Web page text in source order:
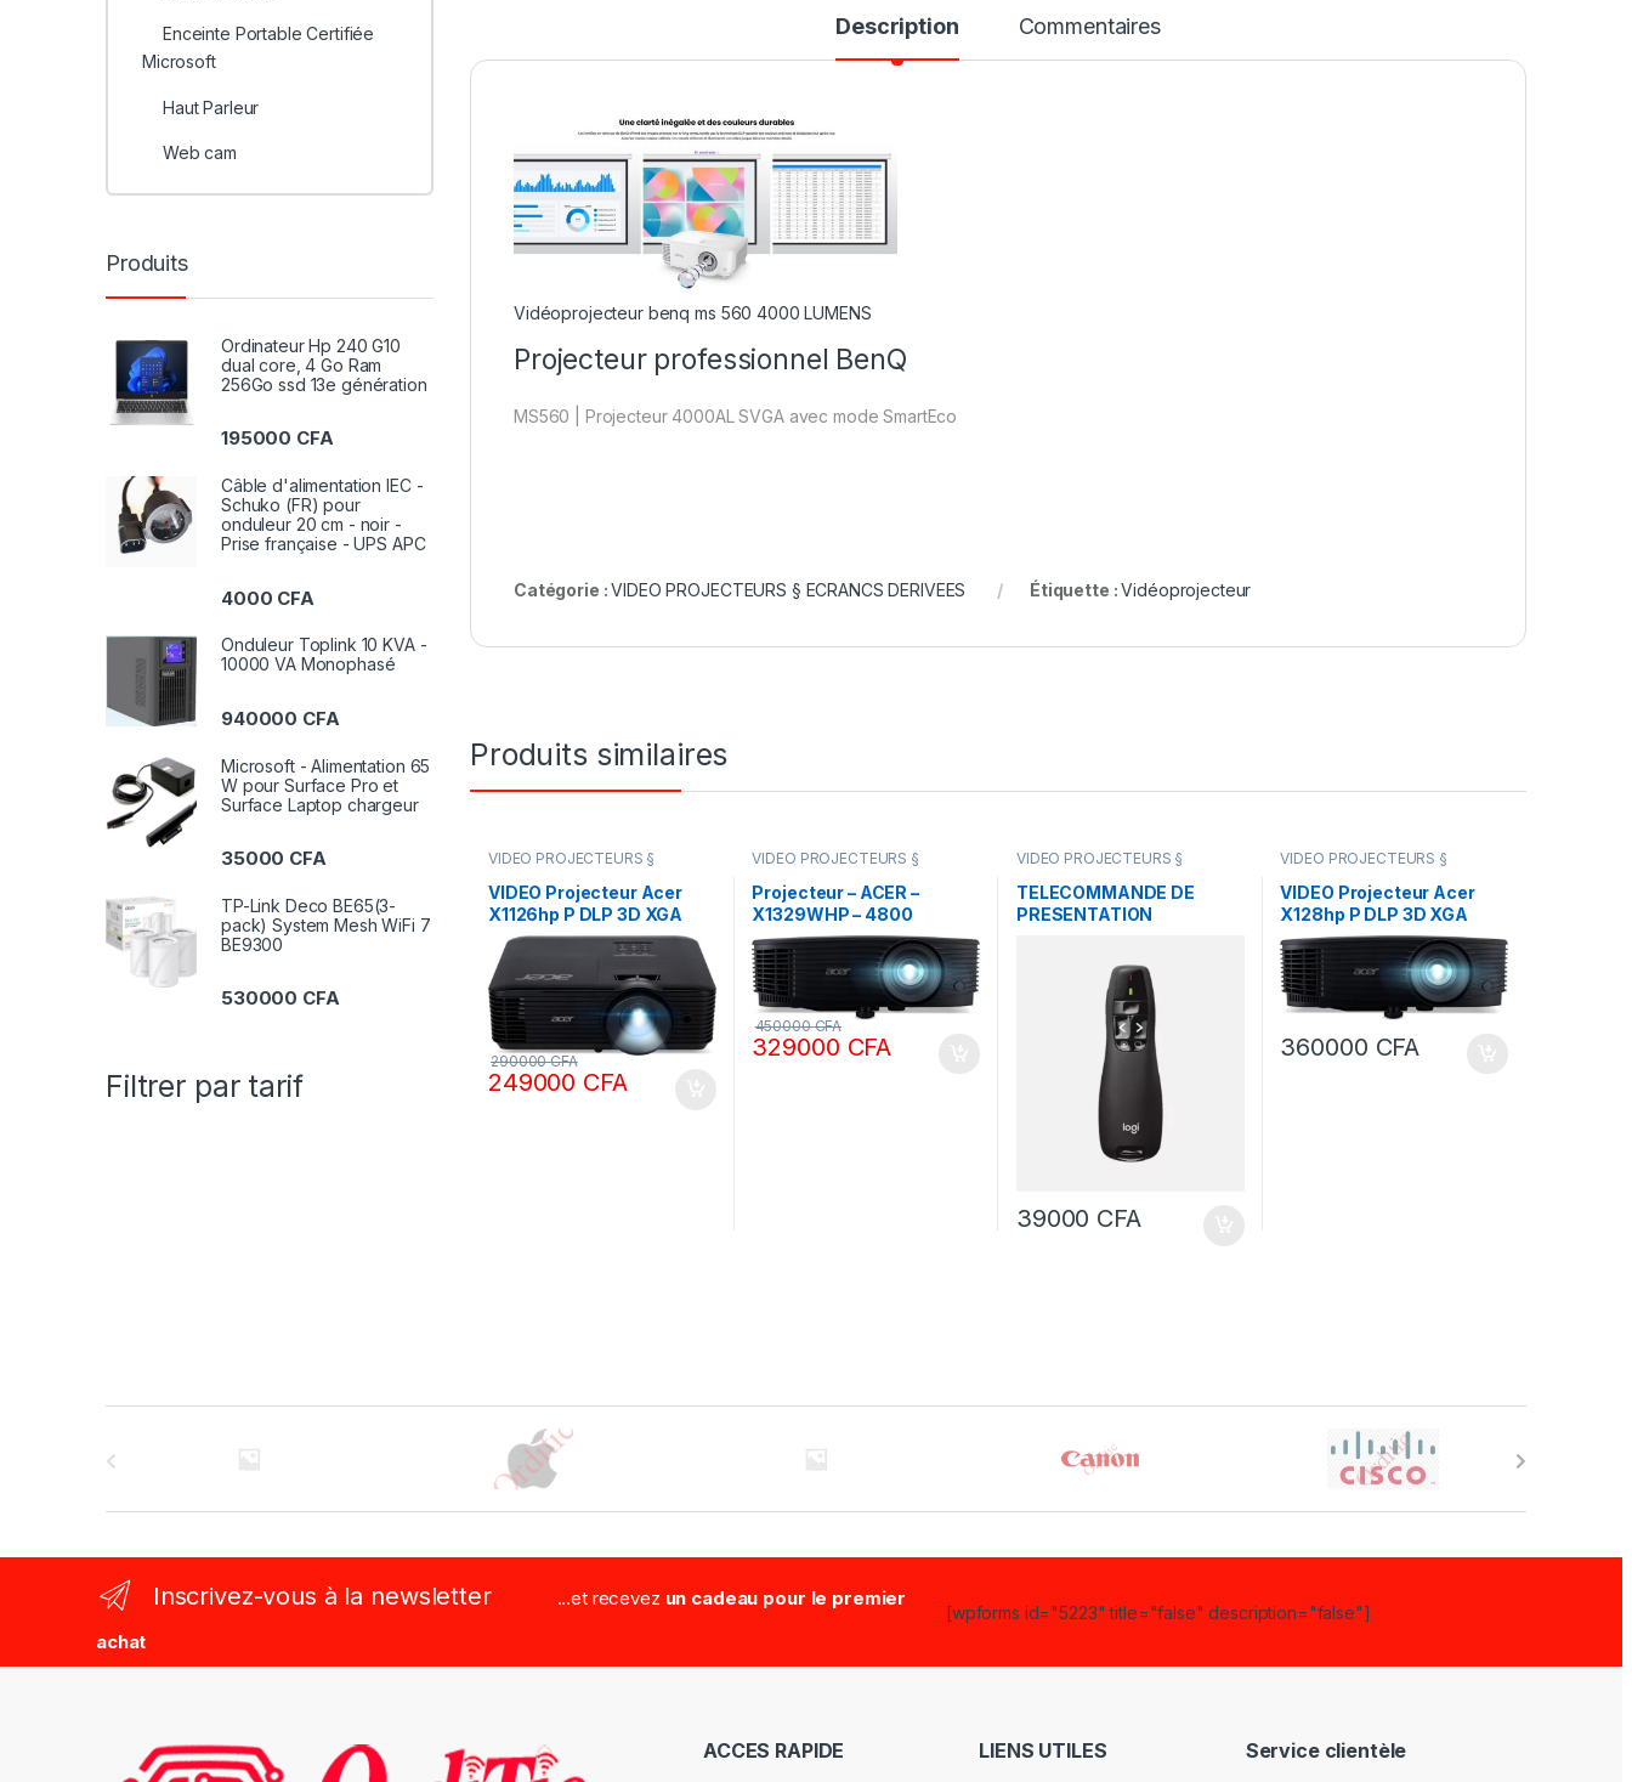
Description Commentaires
Vidéoprojecteur benq ms 560 4000 LUMENS
Projecteur professionnel BenQ
MS560 | Projecteur 4000AL SVGA avec mode SmartEco
Catégorie :VIDEO PROJECTEURS § ECRANCS DERIVEES Étiquette :Vidéoprojecteur
Produits similaires
VIDEO PROJECTEURS §
VIDEO Projecteur Acer
X1126hp P DLP 3D XGA
3000Lm
249000 CFA
290000CFA
VIDEO PROJECTEURS §
Projecteur – ACER –
X1329WHP – 4800
lumens – WXGA
(1280×800) – 20000:1
329000 CFA
450000CFA
VIDEO PROJECTEURS §
TELECOMMANDE DE
PRESENTATION
39000 CFA
VIDEO PROJECTEURS §
VIDEO Projecteur Acer
X128hp P DLP 3D XGA
4000Lm
360000 CFA
Enceinte Portable Certifiée
Microsoft
Haut Parleur
Web cam
Produits
Ordinateur Hp 240 G10
dual core, 4 Go Ram
256Go ssd 13e génération
195000 CFA
Câble d'alimentation IEC -
Schuko (FR) pour
onduleur 20 cm - noir -
Prise française - UPS APC
4000 CFA
Onduleur Toplink 10 KVA -
10000 VA Monophasé
940000 CFA
Microsoft - Alimentation 65
W pour Surface Pro et
Surface Laptop chargeur
35000 CFA
TP-Link Deco BE65(3-
pack) System Mesh WiFi 7
BE9300
530000 CFA
Filtrer par tarif
s
Inscrivez-vous à la newsletter ...et recevez un cadeau pour le premier
achat
[wpforms id="5223" title="false" description="false"]
ACCES RAPIDE LIENS UTILES Service clientèle